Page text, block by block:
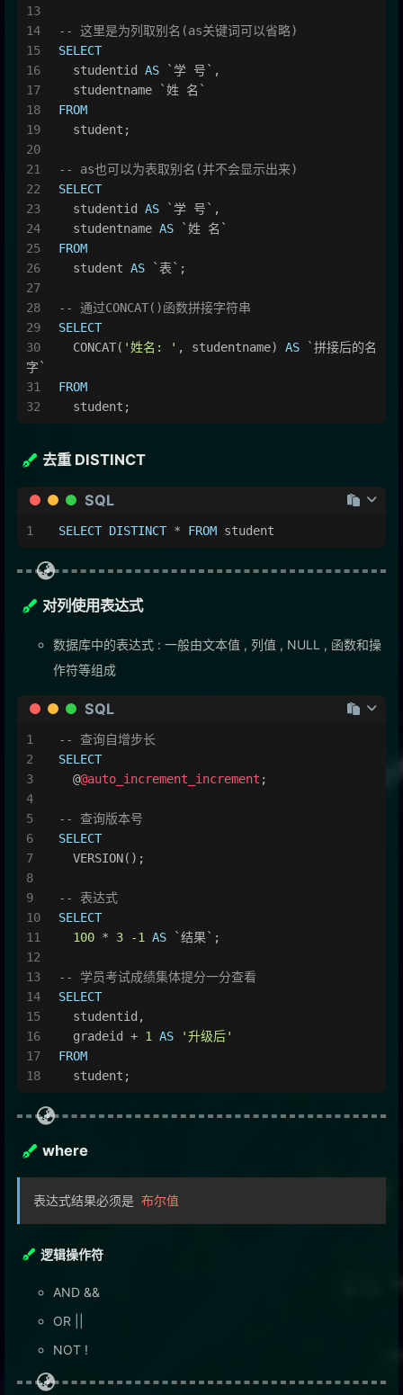
-- 这里是为列取别名(as关键词可以省略)
SELECT
  studentid
AS `学 号`,
  studentname `姓 名`
FROM
  student;
-- as也可以为表取别名(并不会显示出来)
SELECT
  studentid
AS `学 号`,
  studentname
AS `姓 名`
FROM
  student
AS `表`;
-- 通过CONCAT()函数拼接字符串
SELECT
  CONCAT(
'姓名: ' , studentname) AS `拼接后的名
字`
FROM
  student;
去重 DISTINCT
SQL
SELECT DISTINCT * FROM student
对列使用表达式
数据库中的表达式 : 一般由文本值 , 列值 , NULL , 函数和操
作符等组成
SQL
-- 查询自增步长
SELECT
  @
@auto_increment_increment ;
-- 查询版本号
SELECT
  VERSION();
-- 表达式
SELECT
100 * 3 -1 AS `结果`;
-- 学员考试成绩集体提分一分查看
SELECT
  studentid,
  gradeid
+ 1 AS
'升级后'
FROM
  student;
where
表达式结果必须是 布尔值
逻辑操作符
AND &&
OR ||
NOT !